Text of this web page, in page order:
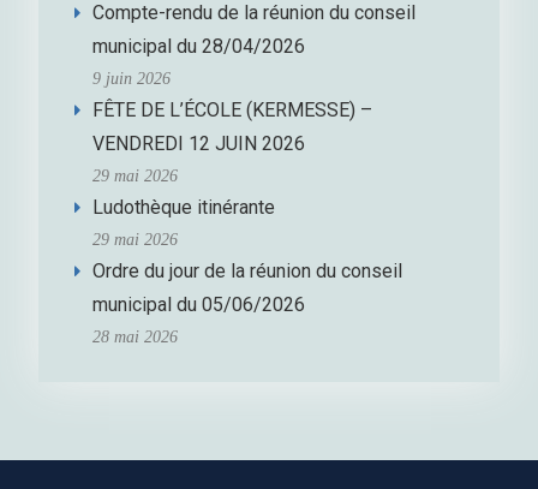
Compte-rendu de la réunion du conseil
municipal du 28/04/2026
9 juin 2026
FÊTE DE L’ÉCOLE (KERMESSE) –
VENDREDI 12 JUIN 2026
29 mai 2026
Ludothèque itinérante
29 mai 2026
Ordre du jour de la réunion du conseil
municipal du 05/06/2026
28 mai 2026